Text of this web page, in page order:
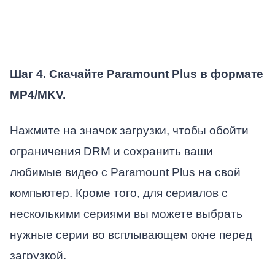
Шаг 4. Скачайте Paramount Plus в формате
MP4/MKV.
Нажмите на значок загрузки, чтобы обойти
ограничения DRM и сохранить ваши
любимые видео с Paramount Plus на свой
компьютер. Кроме того, для сериалов с
несколькими сериями вы можете выбрать
нужные серии во всплывающем окне перед
загрузкой.